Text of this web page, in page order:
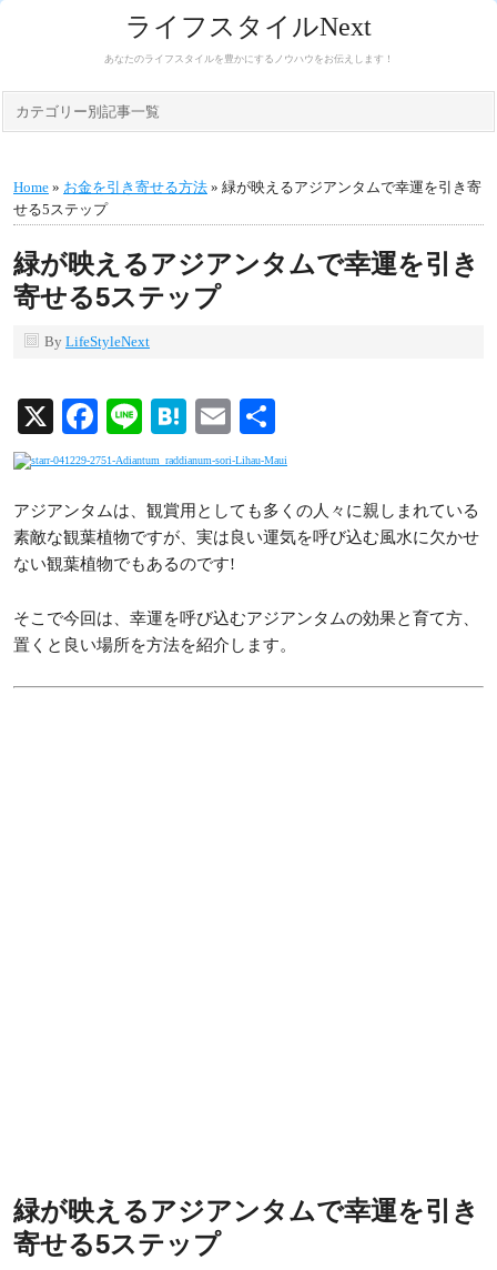
ライフスタイルNext
あなたのライフスタイルを豊かにするノウハウをお伝えします！
カテゴリー別記事一覧
Home » お金を引き寄せる方法 » 緑が映えるアジアンタムで幸運を引き寄
せる5ステップ
緑が映えるアジアンタムで幸運を引き
寄せる5ステップ
By LifeStyleNext
X Facebook
LineHatenaEmail
有
アジアンタムは、観賞用としても多くの人々に親しまれている
素敵な観葉植物ですが、実は良い運気を呼び込む風水に欠かせ
ない観葉植物でもあるのです!
そこで今回は、幸運を呼び込むアジアンタムの効果と育て方、
置くと良い場所を方法を紹介します。
緑が映えるアジアンタムで幸運を引き
寄せる5ステップ